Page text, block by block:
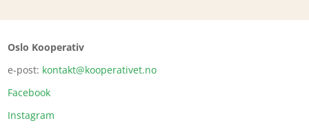
Oslo Kooperativ
e-post: kontakt@kooperativet.no
Facebook
Instagram